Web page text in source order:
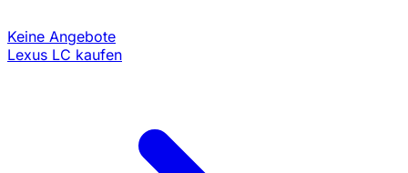
Keine Angebote
Lexus LC kaufen